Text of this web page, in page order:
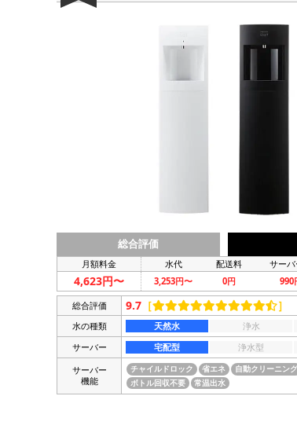
総合評価
月額料金 水代 配送料 サー
4,623円〜 3,253円〜 0円 990
総合評価 9.7 ［ ］
水の種類 天然水 浄水
サーバー
宅配型 浄水型
サーバー
機能
チャイルドロック 省エネ 自動クリーニング
ボトル回収不要
常温出水